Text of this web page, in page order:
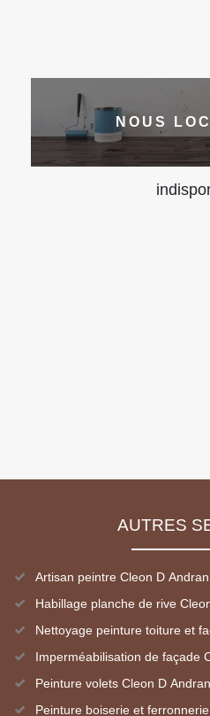
NOUS
AUTRES
Artisan peintre Cleon D Andran
Habillage planche de rive
Nettoyage peinture toiture et
Imperméabilisation de façade
Peinture volets Cleon D Andran
Peinture boiserie et